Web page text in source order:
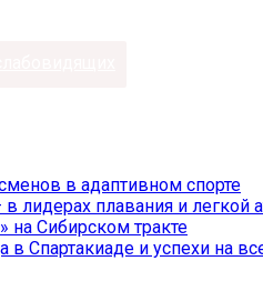
в адаптивном спорте
лидерах плавания и легкой
на Сибирском тракте
в Спартакиаде и успехи на